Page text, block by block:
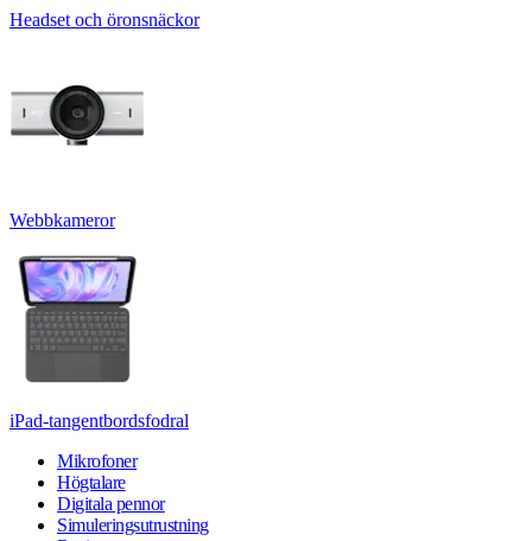
Headset och öronsnäckor
Webbkameror
iPad-tangentbordsfodral
Mikrofoner
Högtalare
Digitala pennor
Simuleringsutrustning